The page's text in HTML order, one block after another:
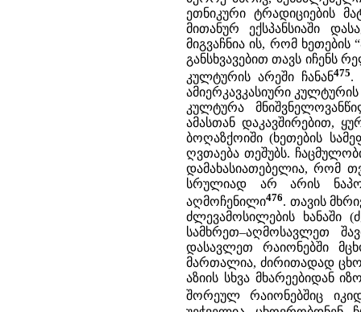
ეთნიკური ტრადიციების
მითანურ ექსპანსიაში
მიგვაჩნია ის, რომ
განსხვავებით თავს
კულტურის არეში ჩანან475.
ამიერკავკასიური
კულტურა
ამასთან დაკავშირებით,
ბოღაზქოიში (ხეთების
ღვთაება თეშუბს.
დამახასიათებელია, რომ
სრულიად არ არის
აღმოჩენილი476. თავის
ძლევამოსილების ხანაში
სამხრეთ–აღმოსავლეთ
დასავლეთ რაიონებში
მართალია, ძირითადად
აზიის სხვა მხარეებიდან
შორეულ რაიონებშიც